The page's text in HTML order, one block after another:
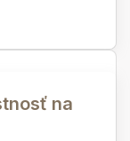
na